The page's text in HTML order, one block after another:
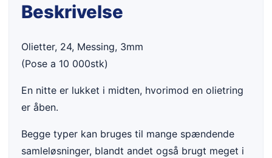
Beskrivelse
Olietter, 24, Messing, 3mm
(Pose a 10 000stk)
En nitte er lukket i midten, hvorimod en olietring
er åben.
Begge typer kan bruges til mange spændende
samleløsninger, blandt andet også brugt meget i